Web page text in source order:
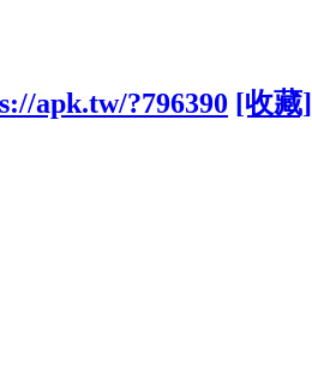
apk.tw/?796390 [收藏]